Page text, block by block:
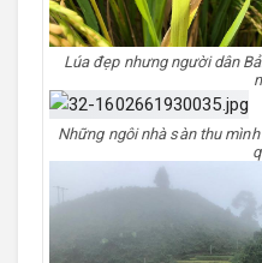
Lúa đẹp nhưng người dân
Những ngôi nhà sàn thu